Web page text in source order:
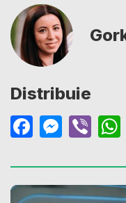
Distribuie